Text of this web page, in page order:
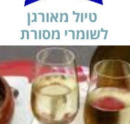
טיול מאורגן
לשומרי מסורת